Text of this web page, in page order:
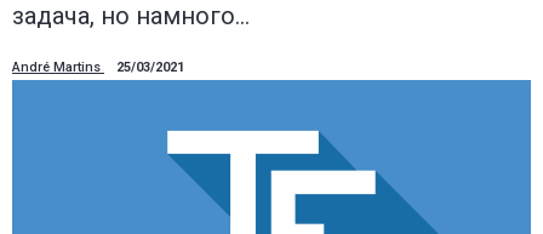
задача, но намного…
André Martins 25/03/2021